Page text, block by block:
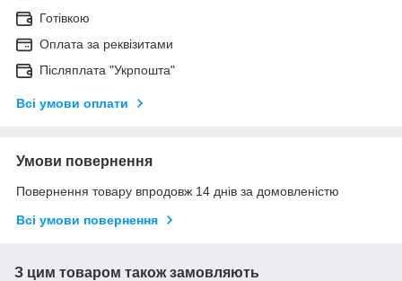
Готівкою
Оплата за реквізитами
Післяплата "Укрпошта"
Всі умови оплати
Умови повернення
Повернення товару впродовж 14 днів за домовленістю
Всі умови повернення
З цим товаром також замовляють